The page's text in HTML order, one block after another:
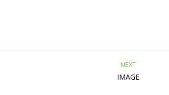
NEXT
IMAGE